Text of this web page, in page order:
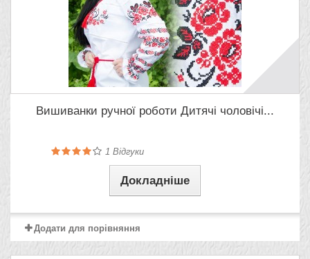
Вишиванки ручної роботи Дитячі чоловічі...
1 Відгуки
Докладніше
Додати для порівняння